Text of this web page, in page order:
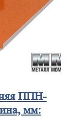
ППН-
мм: